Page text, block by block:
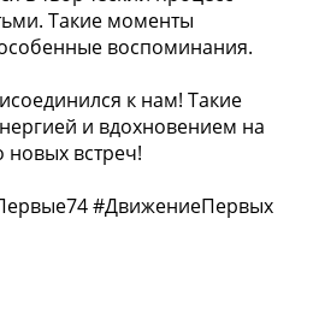
Такие моменты
воспоминания.
к нам! Такие
и вдохновением на
встреч!
#ДвижениеПервых